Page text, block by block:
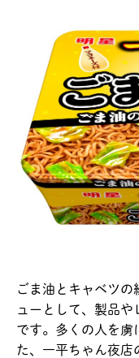
ごま油とキャベツの
ューとして、製品
です。多くの人を虜
た、一平ちゃん夜店